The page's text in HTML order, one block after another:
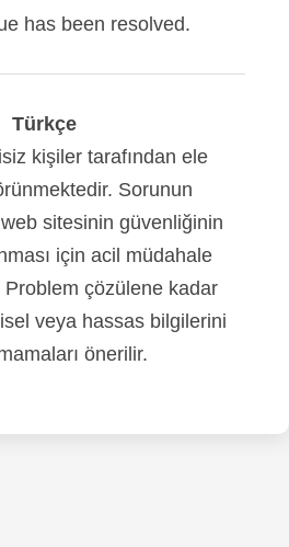
has been resolved.
Türkçe
kişiler tarafından ele
Sorunun
sitesinin güvenliğinin
için acil müdahale
çözülene kadar
veya hassas bilgilerini
önerilir.